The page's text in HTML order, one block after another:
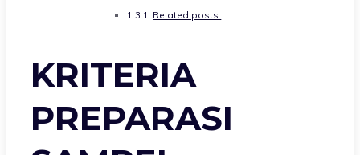
Related posts:
KRITERIA
PREPARASI